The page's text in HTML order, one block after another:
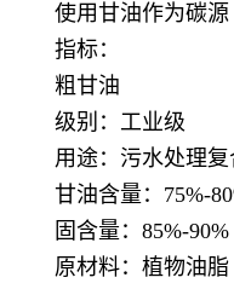
使用甘油作为碳源
指标：
粗甘油
级别：工业级
用途：污水处理
甘油含量：75%-
固含量：85%-90%
原材料：植物油脂